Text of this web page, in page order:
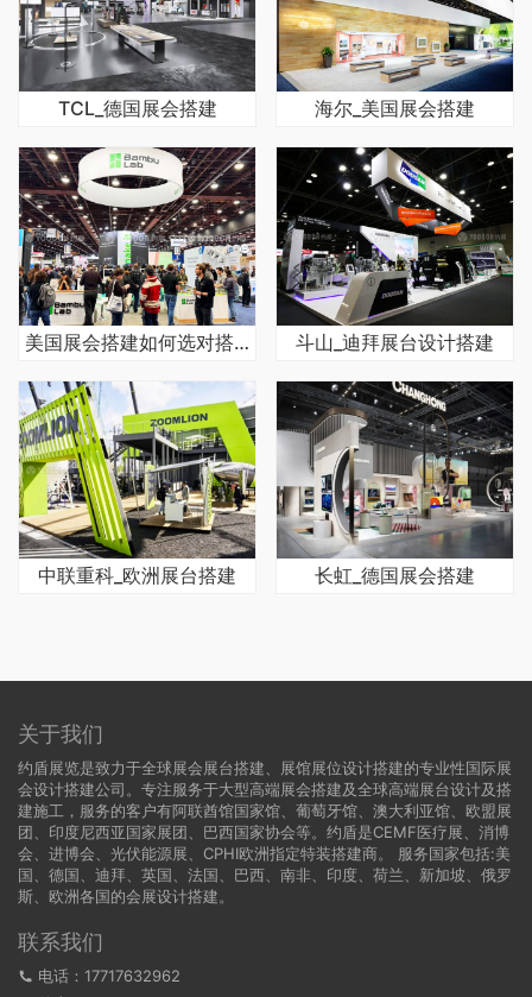
TCL_德国展会搭建 海尔_美国展会搭建
美国展会搭建如何选对搭建商少踩坑 斗山_迪拜展台设计搭建
中联重科_欧洲展台搭建 长虹_德国展会搭建
关于我们
约盾展览是致力于全球展会展台搭建、展馆展位设计搭建的专业性国际展
会设计搭建公司。专注服务于大型高端展会搭建及全球高端展台设计及搭
建施工，服务的客户有阿联酋馆国家馆、葡萄牙馆、澳大利亚馆、欧盟展
团、印度尼西亚国家展团、巴西国家协会等。约盾是CEMF医疗展、消博
会、进博会、光伏能源展、CPHI欧洲指定特装搭建商。 服务国家包括:美
国
德国 、迪拜、英国、法国、巴西、南非、印度、荷兰、新加坡、俄罗
斯、欧洲各国的会展设计搭建。
联系我们
电话：17717632962